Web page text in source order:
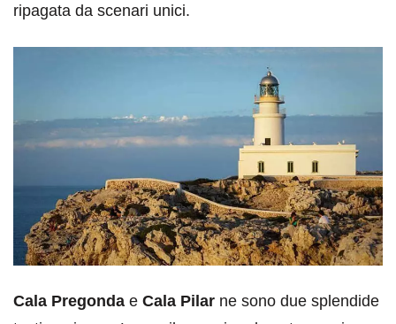
ripagata da scenari unici.
Cala Pregonda e Cala Pilar ne sono due splendide